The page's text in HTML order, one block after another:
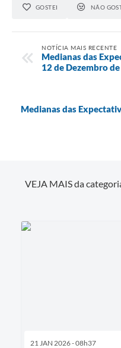
GOSTEI NÃO
NOTÍCIA MAIS RECENTE
Medianas das
12 de Dezembro
Medianas das
VEJA MAIS da
21 JAN 2026 - 08h37